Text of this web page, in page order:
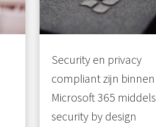
Security en privacy
compliant zijn binnen
Microsoft 365 middels
security by design